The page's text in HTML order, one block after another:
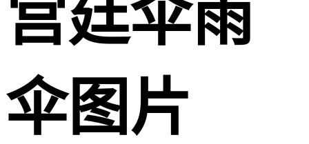
宫廷伞雨
伞图片